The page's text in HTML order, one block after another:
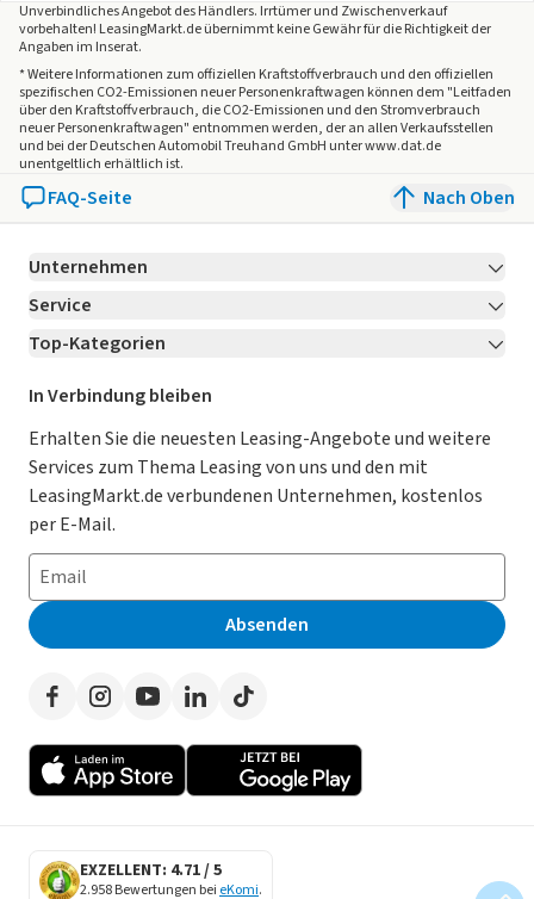
Die angegebenen Verbrauchsangaben beziehen sich auf
WLTP-Werte. Zwischenverkauf und Irrtümer für dieses
Angebot sind ausdrücklich vorbehalten. Ausschlaggebend
sind einzig und allein die Vereinbarungen in der
Auftragsbestätigung oder im Kaufvertrag. Den genauen
Ausstattungsumfang, die genauen Kilometer und den
Bitte kontaktieren Sie uns.
Unverbindliches Angebot desHändlers. Irrtümer und Zwischenverkauf
vorbehalten! LeasingMarkt.de übernimmt keine Gewähr für die Richtigkeit der
Angaben im Inserat.
* Weitere Informationen zum offiziellen Kraftstoffverbrauch und den offiziellen
spezifischen CO2-Emissionen neuer Personenkraftwagen können dem "Leitfaden
über den Kraftstoffverbrauch, die CO2-Emissionen und den Stromverbrauch
neuer Personenkraftwagen" entnommen werden, der an allen Verkaufsstellen
und bei der Deutschen Automobil Treuhand GmbH unter www.dat.de
unentgeltlich erhältlich ist.
FAQ-Seite Nach Oben
Unternehmen
Über LeasingMarkt.de
Karriere Jetzt bewerben!
Für Händler
Kooperation mit AutoScout24
AGB
Datenschutz
Impressum
Erklärung zur Barrierefreiheit
Presse
Service
Kontakt
Ratgeber
Magazin
Datenschutz-Einstellungen
So funktioniert’s
Häufig gestellte Fragen
Leasing-Lexikon
Auto-Tests
Werben auf LeasingMarkt.de
Top-Kategorien
Leasing Deals
Gebrauchtwagen Leasing
Leasing ohne Anzahlung
E-Auto Leasing
Privatleasing
Leasing-Vergleiche
Herstellerverzeichnis
Händlerverzeichnis
In Verbindung bleiben
Erhalten Sie die neuesten Leasing-Angebote und weitere
Services zum Thema Leasing von uns und den mit
LeasingMarkt.de verbundenen Unternehmen, kostenlos
per E-Mail.
Absenden
EXZELLENT: 4.71 / 5
2.958 Bewertungen bei eKomi.